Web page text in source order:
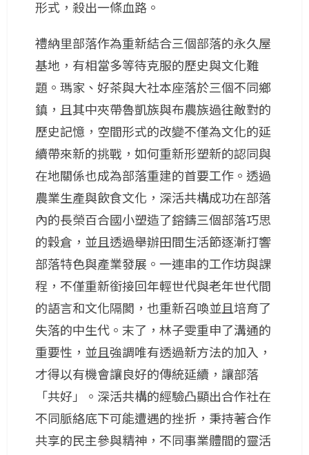
形式，殺出一條血路。
禮納里部落作為重新結合三個部落的永久屋
基地，有相當多等待克服的歷史與文化難
題。瑪家、好茶與大社本座落於三個不同鄉
鎮，且其中夾帶魯凱族與布農族過往敵對的
歷史記憶，空間形式的改變不僅為文化的延
續帶來新的挑戰，如何重新形塑新的認同與
在地關係也成為部落重建的首要工作。透過
農業生產與飲食文化，深活共構成功在部落
內的長榮百合國小塑造了鎔鑄三個部落巧思
的穀倉，並且透過舉辦田間生活節逐漸打響
部落特色與產業發展。一連串的工作坊與課
程，不僅重新銜接回年輕世代與老年世代間
的語言和文化隔閡，也重新召喚並且培育了
失落的中生代。末了，林子雯重申了溝通的
重要性，並且強調唯有透過新方法的加入，
才得以有機會讓良好的傳統延續，讓部落
「共好」。深活共構的經驗凸顯出合作社在
不同脈絡底下可能遭遇的挫折，秉持著合作
共享的民主參與精神，不同事業體間的靈活